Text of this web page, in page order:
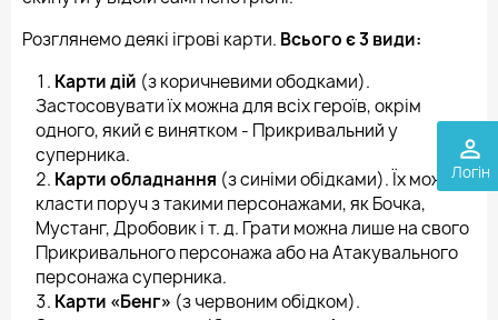
perm_identity
Логін
Розглянемо деякі ігрові карти. Всього є 3 види:
Карти дій (з коричневими ободками).
Застосовувати їх можна для всіх героїв, окрім
одного, який є винятком - Прикривальний у
суперника.
Карти обладнання (з синіми обідками). Їх можна
класти поруч з такими персонажами, як Бочка,
Мустанг, Дробовик і т. д. Грати можна лише на свого
Прикривального персонажа або на Атакувального
персонажа суперника.
Карти «Бенг» (з червоним обідком).